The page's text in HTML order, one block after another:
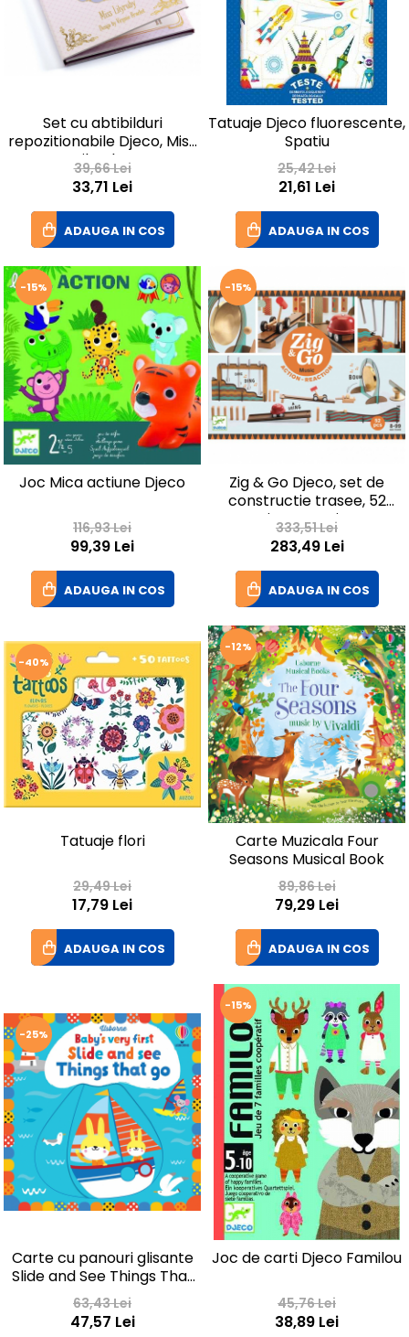
Set cu abtibilduri
repozitionabile Djeco, Miss
Lilyruby
39,66 Lei
33,71 Lei
ADAUGA IN COS
Tatuaje Djeco fluorescente,
Spatiu
25,42 Lei
21,61 Lei
ADAUGA IN COS
-15%
Joc Mica actiune Djeco
116,93 Lei
99,39 Lei
ADAUGA IN COS
-15%
Zig & Go Djeco, set de
constructie trasee, 52
piese- Muzica
333,51 Lei
283,49 Lei
ADAUGA IN COS
-40%
Tatuaje flori
29,49 Lei
17,79 Lei
ADAUGA IN COS
-12%
Carte Muzicala Four
Seasons Musical Book
89,86 Lei
79,29 Lei
ADAUGA IN COS
-25%
Carte cu panouri glisante
Slide and See Things That
Go
63,43 Lei
47,57 Lei
-15%
Joc de carti Djeco Familou
45,76 Lei
38,89 Lei